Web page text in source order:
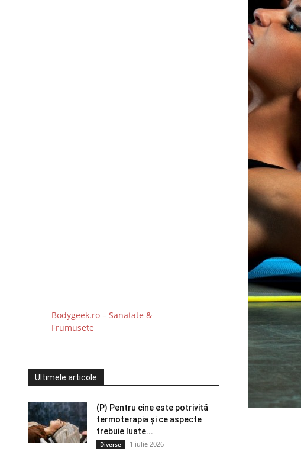
Bodygeek.ro – Sanatate &
Frumusete
Ultimele articole
(P) Pentru cine este potrivită
termoterapia și ce aspecte
trebuie luate...
Diverse 1 iulie 2026